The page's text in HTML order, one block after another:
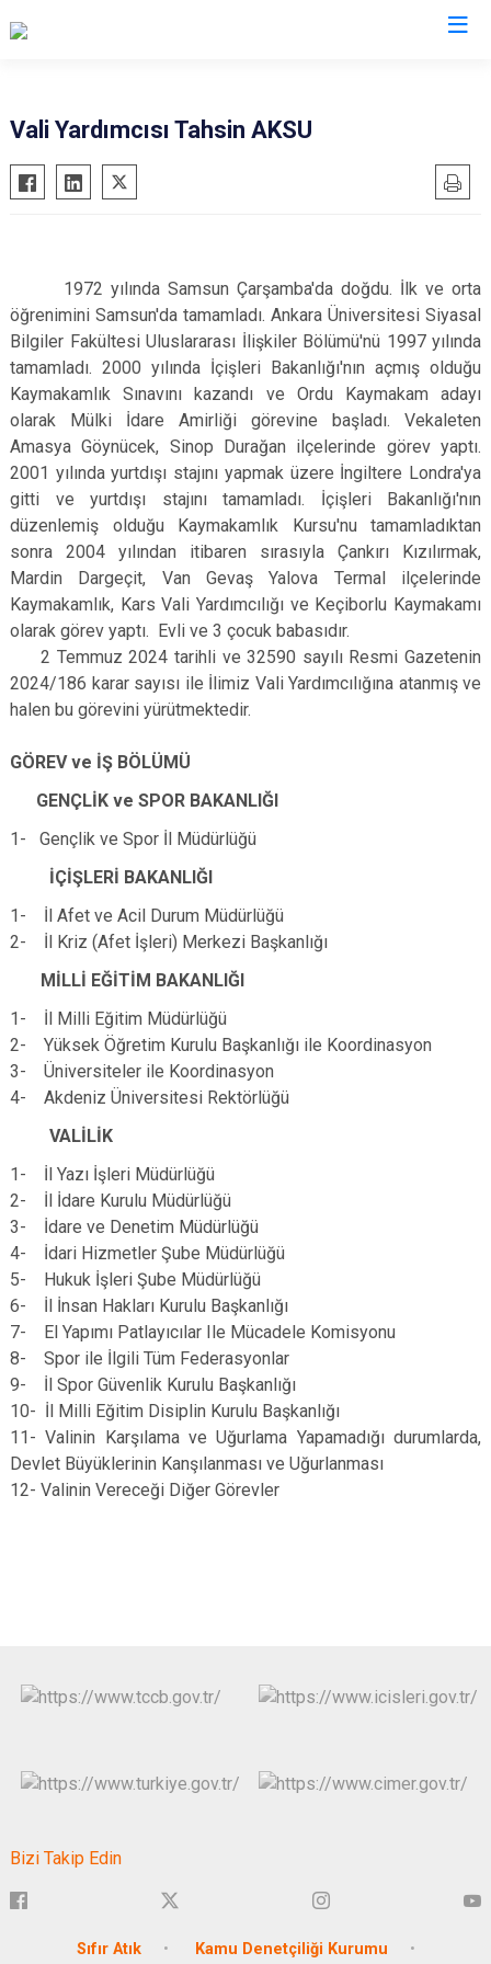
Vali Yardımcısı Tahsin AKSU
1972 yılında Samsun Çarşamba'da doğdu. İlk ve orta
öğrenimini Samsun'da tamamladı. Ankara Üniversitesi Siyasal
Bilgiler Fakültesi Uluslararası İlişkiler Bölümü'nü 1997 yılında
tamamladı. 2000 yılında İçişleri Bakanlığı'nın açmış olduğu
Kaymakamlık Sınavını kazandı ve Ordu Kaymakam adayı
olarak Mülki İdare Amirliği görevine başladı. Vekaleten
Amasya Göynücek, Sinop Durağan ilçelerinde görev yaptı.
2001 yılında yurtdışı stajını yapmak üzere İngiltere Londra'ya
gitti ve yurtdışı stajını tamamladı. İçişleri Bakanlığı'nın
düzenlemiş olduğu Kaymakamlık Kursu'nu tamamladıktan
sonra 2004 yılından itibaren sırasıyla Çankırı Kızılırmak,
Mardin Dargeçit, Van Gevaş Yalova Termal ilçelerinde
Kaymakamlık, Kars Vali Yardımcılığı ve Keçiborlu Kaymakamı
olarak görev yaptı. Evli ve 3 çocuk babasıdır.
2 Temmuz 2024 tarihli ve 32590 sayılı Resmi Gazetenin
2024/186 karar sayısı ile İlimiz Vali Yardımcılığına atanmış ve
halen bu görevini yürütmektedir.
GÖREV ve İŞ BÖLÜMÜ
GENÇLİK ve SPOR BAKANLIĞI
1- Gençlik ve Spor İl Müdürlüğü
İÇİŞLERİ BAKANLIĞI
1- İl Afet ve Acil Durum Müdürlüğü
2- İl Kriz (Afet İşleri) Merkezi Başkanlığı
MİLLİ EĞİTİM BAKANLIĞI
1- İl Milli Eğitim Müdürlüğü
2- Yüksek Öğretim Kurulu Başkanlığı ile Koordinasyon
3- Üniversiteler ile Koordinasyon
4- Akdeniz Üniversitesi Rektörlüğü
VALİLİK
1- İl Yazı İşleri Müdürlüğü
2- İl İdare Kurulu Müdürlüğü
3- İdare ve Denetim Müdürlüğü
4- İdari Hizmetler Şube Müdürlüğü
5- Hukuk İşleri Şube Müdürlüğü
6- İl İnsan Hakları Kurulu Başkanlığı
7- El Yapımı Patlayıcılar Ile Mücadele Komisyonu
8- Spor ile İlgili Tüm Federasyonlar
9- İl Spor Güvenlik Kurulu Başkanlığı
10- İl Milli Eğitim Disiplin Kurulu Başkanlığı
11- Valinin Karşılama ve Uğurlama Yapamadığı durumlarda,
Devlet Büyüklerinin Kanşılanması ve Uğurlanması
12- Valinin Vereceği Diğer Görevler
Bizi Takip Edin
Sıfır Atık Kamu Denetçiliği Kurumu